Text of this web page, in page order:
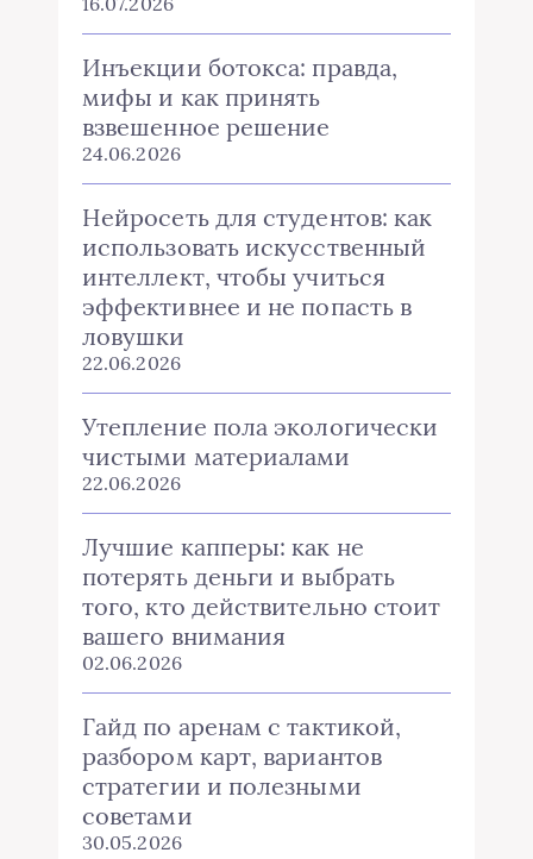
Инъекции ботокса: правда,
мифы и как принять
взвешенное решение
24.06.2026
Нейросеть для студентов: как
использовать искусственный
интеллект, чтобы учиться
эффективнее и не попасть в
ловушки
22.06.2026
Утепление пола экологически
чистыми материалами
22.06.2026
Лучшие капперы: как не
потерять деньги и выбрать
того, кто действительно стоит
вашего внимания
02.06.2026
Гайд по аренам с тактикой,
разбором карт, вариантов
стратегии и полезными
советами
30.05.2026